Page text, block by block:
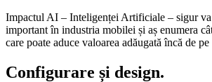
Impactul AI – Inteligenței Artificiale – sigur
important în industria mobilei și aș enumera
care poate aduce valoarea adăugată încă de pe
Configurare și design.